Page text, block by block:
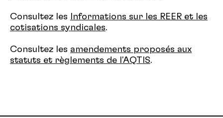
Consultez les
Informations sur les REER et les
cotisations syndicales.
Consultez les amendements proposés aux
statuts et règlements de l'AQTIS.